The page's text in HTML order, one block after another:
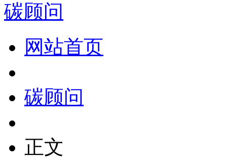
碳顾问
网站首页
碳顾问
正文